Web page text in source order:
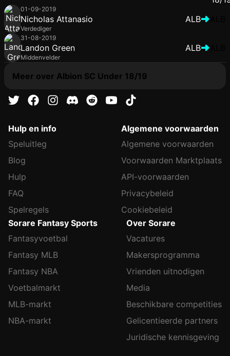
01-09-2019
Nicholas Attanasio
Verdediger
ALB
31-08-2019
Landon Green
Middenvelder
ALB
Meer over Albion SC Under 18/19
Hulp en info
Speluitleg
Blog
Hulp
FAQ
Spelregels
Algemene voorwaarden
Algemene voorwaarden
Voorwaarden Marktplaats
API-voorwaarden
Privacybeleid
Cookiebeleid
Sorare Fantasy Sports
Fantasyvoetbal
Fantasy MLB
Fantasy NBA
Voetbalmarkt
MLB-markt
NBA-markt
Over Sorare
Vacatures
Makersprogramma
Vrienden uitnodigen
Media
Beschikbare competities
Gelicentieerde partners
Juridische kennisgeving